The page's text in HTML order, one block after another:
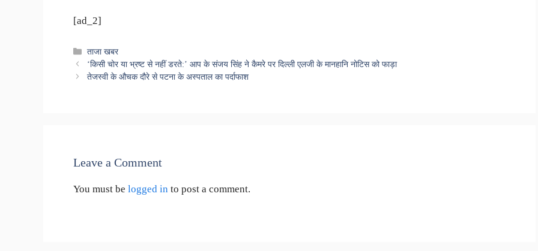
[ad_2]
Categories
ताजा खबर
‘किसी चोर या भ्रष्ट से नहीं डरते:’ आप के संजय सिंह ने कैमरे पर दिल्ली एलजी के मानहानि नोटिस को फाड़ा
तेजस्वी के औचक दौरे से पटना के अस्पताल का पर्दाफाश
Leave a Comment
You must be logged in to post a comment.